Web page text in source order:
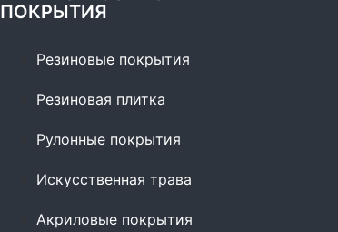
ПОКРЫТИЯ
Резиновые покрытия
Резиновая плитка
Рулонные покрытия
Искусственная трава
Акриловые покрытия